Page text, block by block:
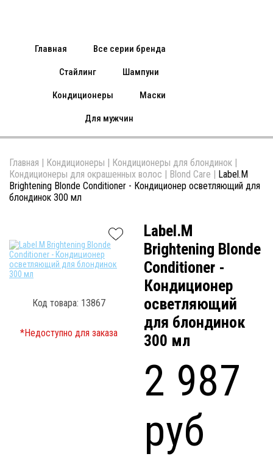
Главная Все серии бренда
Стайлинг Шампуни
Кондиционеры Маски
Для мужчин
Главная | Кондиционеры | Кондиционеры для блондинок |
Кондиционеры для окрашенных волос | Blond Care | Label.M
Brightening Blonde Conditioner - Кондиционер осветляющий для
блондинок 300 мл
Код товара: 13867
*Недоступно для заказа
Label.M
Brightening Blonde
Conditioner -
Кондиционер
осветляющий
для блондинок
300 мл
2 987
руб